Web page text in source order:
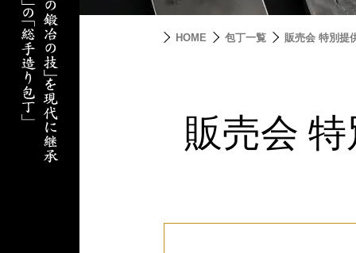
HOME 包丁一覧 販売会 特別提
販売会